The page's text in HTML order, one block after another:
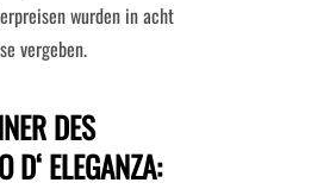
wurden in acht
vergeben.
DES
D‘ ELEGANZA: